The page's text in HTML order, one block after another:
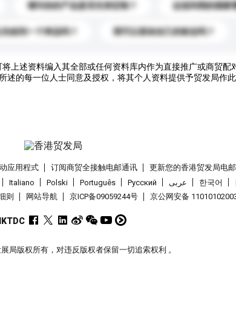
请问你的产品是否支持定制？ 运送到我的国家
先收到一个样品吗？ 我可以添加自己的标志吗？
上述资料编入其全部或任何资料库内作为直接推广或商贸
的每一位人士同意及授权，将其个人资料提供予贸发局作此
应用程式 订阅商贸全接触电邮通讯 更新您的香港贸发局电
Italiano Polski Português Pусский عربى 한국어
则 网站导航 京ICP备09059244号 京公网安备
局版权所有，对违反版权者保留一切追索权利 。